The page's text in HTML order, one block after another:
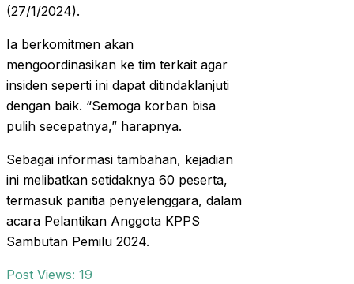
(27/1/2024).
Ia berkomitmen akan
mengoordinasikan ke tim terkait agar
insiden seperti ini dapat ditindaklanjuti
dengan baik. “Semoga korban bisa
pulih secepatnya,” harapnya.
Sebagai informasi tambahan, kejadian
ini melibatkan setidaknya 60 peserta,
termasuk panitia penyelenggara, dalam
acara Pelantikan Anggota KPPS
Sambutan Pemilu 2024.
Post Views: 19